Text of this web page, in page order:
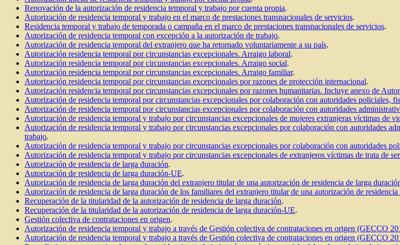
Renovación de la autorización de residencia temporal y trabajo por cuenta propia.
Autorización de residencia temporal y trabajo en el marco de prestaciones transnacionales de servicios.
Residencia temporal y trabajo de temporada o campaña en el marco de prestaciones transnacionales de servicios.
Autorización de residencia temporal con excepción a la autorización de trabajo.
Autorización de residencia temporal del extranjero que ha retornado voluntariamente a su país.
Autorización residencia temporal por circunstancias excepcionales. Arraigo laboral.
Autorización residencia temporal por circunstancias excepcionales. Arraigo social.
Autorización residencia temporal por circunstancias excepcionales. Arraigo familiar.
Autorización residencia temporal por circunstancias excepcionales por razones de protección internacional.
Autorización residencia temporal por circunstancias excepcionales por razones humanitarias. Incluye anexo de
Autorización de residencia temporal por circunstancias excepcionales por colaboración con autoridades policiales,
Autorización de residencia temporal por circunstancias excepcionales por colaboración con autoridades
Autorización de residencia temporal y trabajo por circunstancias excepcionales de mujeres extranjeras víctimas de
Autorización de residencia temporal y trabajo por circunstancias excepcionales por colaboración con autoridades
trabajo.
Autorización de residencia temporal y trabajo por circunstancias excepcionales por colaboración con autoridades
Autorización de residencia temporal y trabajo por circunstancias excepcionales de extranjeros víctimas de trata de
Autorización de residencia de larga duración.
Autorización de residencia de larga duración-UE.
Autorización de residencia de larga duración del extranjero titular de una autorización de residencia de larga
Autorización de residencia de larga duración de los familiares del extranjero titular de una autorización de
Recuperación de la titularidad de la autorización de residencia de larga duración.
Recuperación de la titularidad de la autorización de residencia de larga duración-UE.
Gestión colectiva de contrataciones en origen.
Autorización de residencia temporal y trabajo a través de Gestión colectiva de contrataciones en origen (GECCO
Autorización de residencia temporal y trabajo a través de Gestión colectiva de contrataciones en origen (GECCO